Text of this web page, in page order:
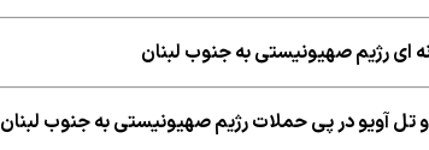
ای رژیم صهیونیستی به جنوب لبنان
تل آویو در پی حملات رژیم صهیونیستی به جنوب لبنان